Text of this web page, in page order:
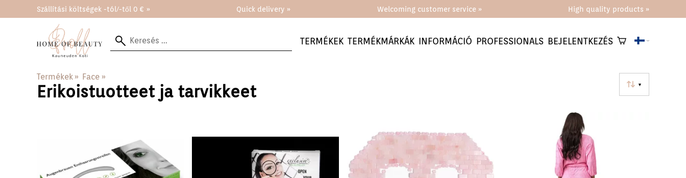
Szállítási költségek -tól/-től 0 € » Quick delivery » Welcoming customer service » High quality products »
TERMÉKEK TERMÉKMÁRKÁK INFORMÁCIÓ PROFESSIONALS BEJELENTKEZÉS
Termékek ‪» Face ‪»
▼
Erikoistuotteet ja tarvikkeet